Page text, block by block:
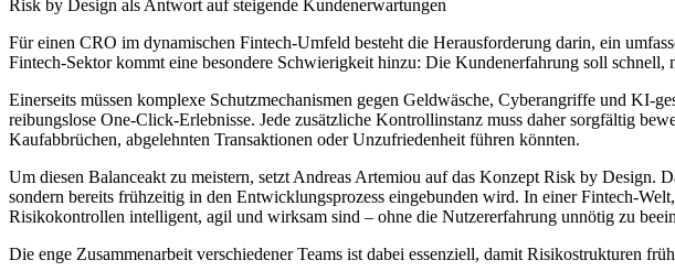
Risk by Design als Antwort auf steigende Kundenerwartungen
Für einen CRO im dynamischen Fintech-Umfeld besteht die Herausforderung darin, ein
Fintech-Sektor kommt eine besondere Schwierigkeit hinzu: Die Kundenerfahrung soll schnell,
Einerseits müssen komplexe Schutzmechanismen gegen Geldwäsche, Cyberangriffe und KI-
reibungslose One-Click-Erlebnisse. Jede zusätzliche Kontrollinstanz muss daher sorgfältig
Kaufabbrüchen, abgelehnten Transaktionen oder Unzufriedenheit führen könnten.
Um diesen Balanceakt zu meistern, setzt Andreas Artemiou auf das Konzept Risk by Design.
sondern bereits frühzeitig in den Entwicklungsprozess eingebunden wird. In einer Fintech-
Risikokontrollen intelligent, agil und wirksam sind – ohne die Nutzererfahrung unnötig zu
Die enge Zusammenarbeit verschiedener Teams ist dabei essenziell, damit Risikostrukturen